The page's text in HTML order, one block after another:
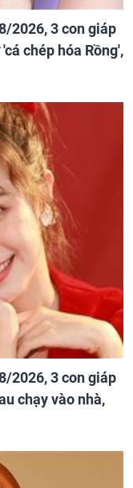
2026, 3 con giáp
chép hóa Rồng',
2026, 3 con giáp
chạy vào nhà,